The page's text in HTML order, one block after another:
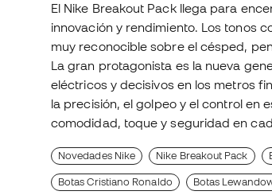
El Nike Breakout Pack llega para
innovación y rendimiento. Los tonos
muy reconocible sobre el césped,
La gran protagonista es la nueva
eléctricos y decisivos en los metros
la precisión, el golpeo y el control en
comodidad, toque y seguridad en
Novedades Nike Nike Breakout Pack
Botas Cristiano Ronaldo Botas